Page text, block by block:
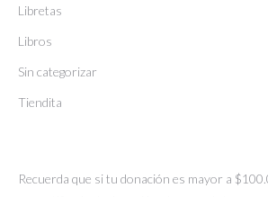
Libretas
Libros
Sin categorizar
Tiendita
Recuerda que si tu donación es mayor a